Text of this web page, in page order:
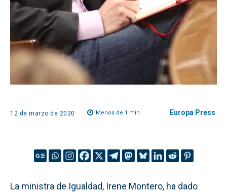
12 de marzo de 2020 Menos de 1 min. Europa Press
La ministra de Igualdad, Irene Montero, ha dado